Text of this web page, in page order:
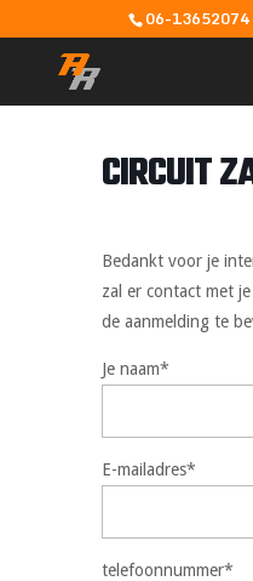
06-13652074
CIRCUIT
Bedankt voor je
zal er contact met
de aanmelding te
Je naam*
E-mailadres*
telefoonnummer*